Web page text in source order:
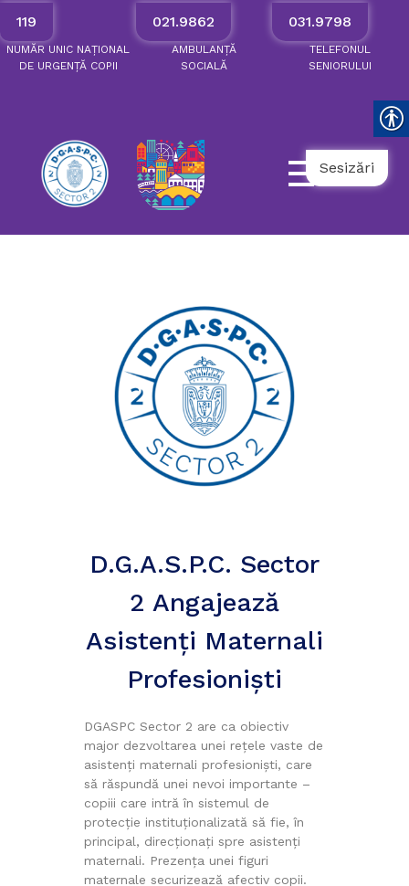
119
NUMĂR UNIC NAȚIONAL
DE URGENȚĂCOPII
021.9862
AMBULANȚĂ
SOCIALĂ
031.9798
TELEFONUL
SENIORULUI
Sesizări
D.G.A.S.P.C. Sector
2 Angajează
Asistenţi Maternali
Profesionişti
DGASPC Sector 2 are ca obiectiv
major dezvoltarea unei rețele vaste de
asistenți maternali profesioniști, care
să răspundă unei nevoi importante –
copiii care intră în sistemul de
protecție instituționalizată să fie, în
principal, direcționați spre asistenți
maternali. Prezența unei figuri
maternale securizează afectiv copii.